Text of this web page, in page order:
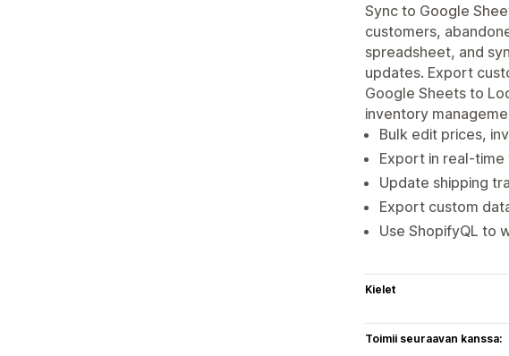
Sync to Google
customers,
spreadsheet, and
updates. Export
Google Sheets to
inventory
Bulk edit prices,
Export in real-
Update shipping
Export custom
Use ShopifyQL to
Kielet
Toimii seuraavan kanssa: